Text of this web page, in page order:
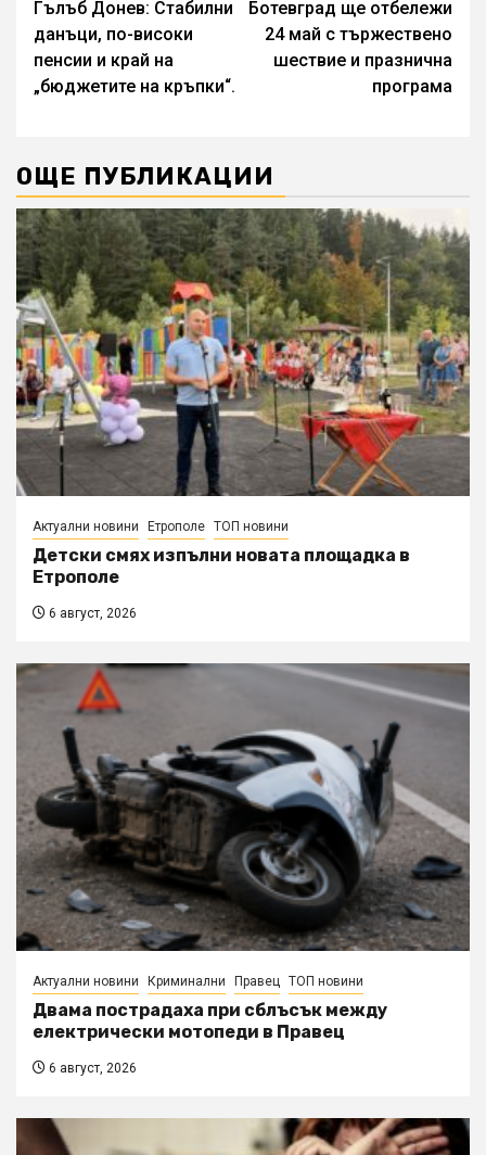
Reading
Гълъб Донев: Стабилни
данъци, по-високи
пенсии и край на
„бюджетите на кръпки“.
Ботевград ще отбележи
24 май с тържествено
шествие и празнична
програма
ОЩЕ ПУБЛИКАЦИИ
Актуални новини Етрополе ТОП новини
Детски смях изпълни новата площадка в
Етрополе
6 август, 2026
Актуални новини Криминални Правец ТОП новини
Двама пострадаха при сблъсък между
електрически мотопеди в Правец
6 август, 2026